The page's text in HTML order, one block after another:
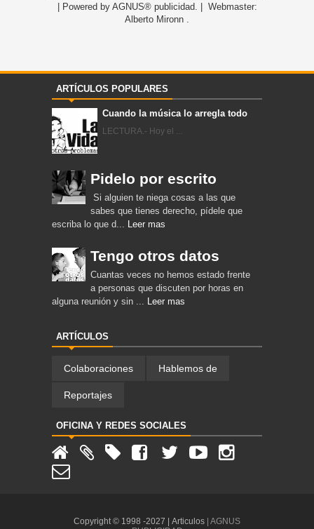
| Powered by AGNUS® publicidad. | Webmaster:
Alberto Mironn .
ARTÍCULOS POPULARES
Cuando la música lo arregla todo
LECTURA.- Hoy el ...
Pidelo por escrito
Si alguien te niega cosas a las que
sabes que tienes derecho, pídele que
escriba lo que d...
Leer mas
Tengo otros datos
Cuantas veces no hemos estado frente
a personas que discuten por horas en
alguna reunión y sin ...
Leer mas
ARTÍCULOS
Colaboraciones Hablemos de
Reportajes
OFICINA Y REDES SOCIALES
Copyright © 1998 -2027 | Articulos | AGNUS